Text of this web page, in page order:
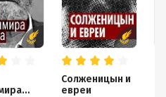
Солженицын и
евреи